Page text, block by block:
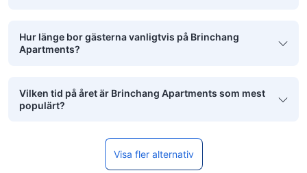
Hur länge bor gästerna vanligtvis på Brinchang
Apartments?
Vilken tid på året är Brinchang Apartments som mest
populärt?
Visa fler alternativ